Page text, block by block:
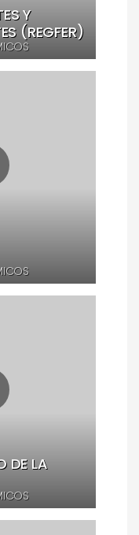
Y
(REGFER)
DE LA